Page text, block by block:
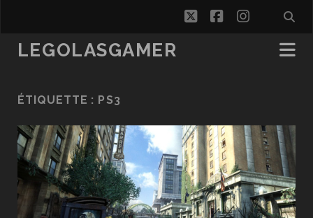
twitterfacebook
LEGOLASGAMER
ÉTIQUETTE : PS3